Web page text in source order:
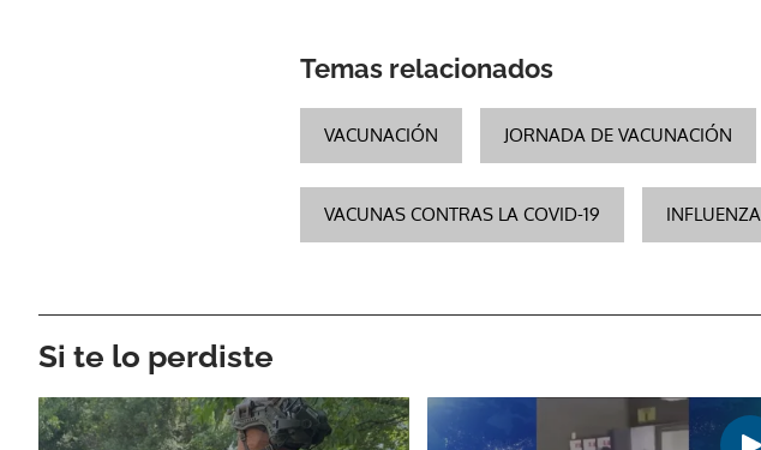
Temas relacionados
VACUNACIÓN JORNADA DE VACUNACIÓN
VACUNAS CONTRAS LA COVID-19 INFLUENZA
Si te lo perdiste